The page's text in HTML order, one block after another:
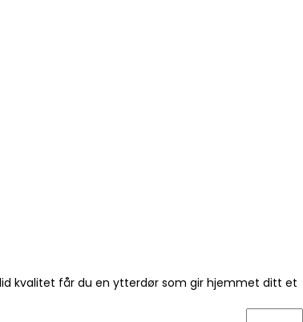
kvalitet får du en ytterdør som gir hjemmet ditt et